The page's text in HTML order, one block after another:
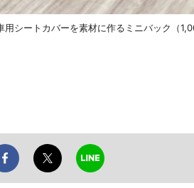
シートカバーを素材に作るミニバック（